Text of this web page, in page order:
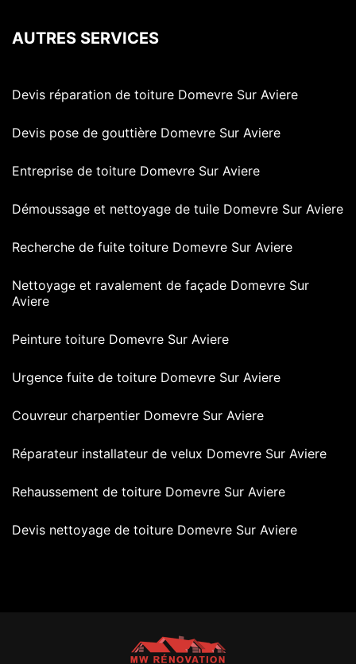
AUTRES SERVICES
Devis réparation de toiture Domevre Sur Aviere
Devis pose de gouttière Domevre Sur Aviere
Entreprise de toiture Domevre Sur Aviere
Démoussage et nettoyage de tuile Domevre Sur Aviere
Recherche de fuite toiture Domevre Sur Aviere
Nettoyage et ravalement de façade Domevre Sur
Aviere
Peinture toiture Domevre Sur Aviere
Urgence fuite de toiture Domevre Sur Aviere
Couvreur charpentier Domevre Sur Aviere
Réparateur installateur de velux Domevre Sur Aviere
Rehaussement de toiture Domevre Sur Aviere
Devis nettoyage de toiture Domevre Sur Aviere